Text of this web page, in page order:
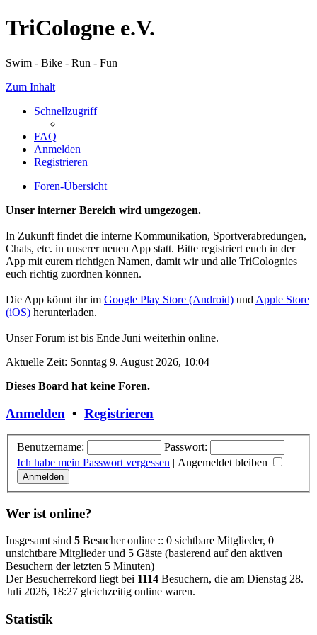
TriCologne e.V.
Swim - Bike - Run - Fun
Zum Inhalt
Schnellzugriff
FAQ
Anmelden
Registrieren
Foren-Übersicht
Unser interner Bereich wird umgezogen.
In Zukunft findet die interne Kommunikation, Sportverabredungen,
Chats, etc. in unserer neuen App statt. Bitte registriert euch in der
App mit eurem richtigen Namen, damit wir und alle TriColognies
euch richtig zuordnen können.
Die App könnt ihr im Google Play Store (Android) und Apple Store
(iOS) herunterladen.
Unser Forum ist bis Ende Juni weiterhin online.
Aktuelle Zeit: Sonntag 9. August 2026, 10:04
Dieses Board hat keine Foren.
Anmelden • Registrieren
Benutzername:
Passwort:
Ich habe mein Passwort vergessen | Angemeldet bleiben
Wer ist online?
Insgesamt sind 5 Besucher online :: 0 sichtbare Mitglieder, 0
unsichtbare Mitglieder und 5 Gäste (basierend auf den aktiven
Besuchern der letzten 5 Minuten)
Der Besucherrekord liegt bei 1114 Besuchern, die am Dienstag 28.
Juli 2026, 18:27 gleichzeitig online waren.
Statistik